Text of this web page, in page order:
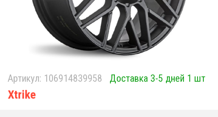
Артикул: 106914839958 Доставка 3-5 дней 1 шт
Xtrike